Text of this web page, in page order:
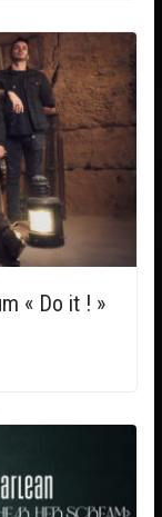
« Do it ! »